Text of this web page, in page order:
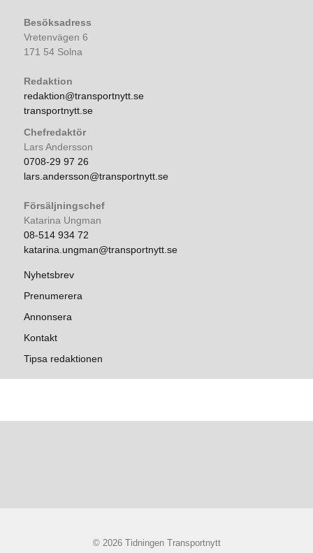
Besöksadress
Vretenvägen 6
171 54 Solna
Redaktion
redaktion@transportnytt.se
transportnytt.se
Chefredaktör
Lars Andersson
0708-29 97 26
lars.andersson@transportnytt.se
Försäljningschef
Katarina Ungman
08-514 934 72
katarina.ungman@transportnytt.se
Nyhetsbrev
Prenumerera
Annonsera
Kontakt
Tipsa redaktionen
© 2026 Tidningen Transportnytt